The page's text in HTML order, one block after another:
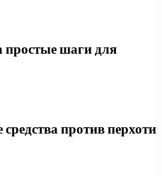
простые шаги для
против перхоти